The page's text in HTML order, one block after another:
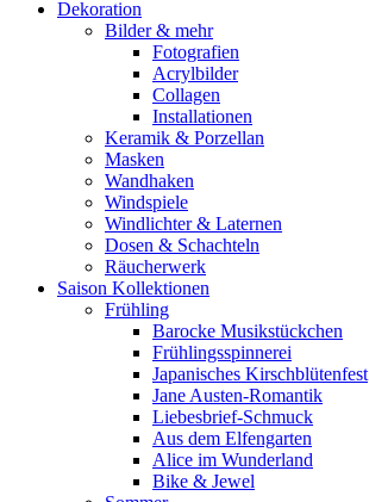
Dekoration
Bilder & mehr
Fotografien
Acrylbilder
Collagen
Installationen
Keramik & Porzellan
Masken
Wandhaken
Windspiele
Windlichter & Laternen
Dosen & Schachteln
Räucherwerk
Saison Kollektionen
Frühling
Barocke Musikstückchen
Frühlingsspinnerei
Japanisches Kirschblütenfest
Jane Austen-Romantik
Liebesbrief-Schmuck
Aus dem Elfengarten
Alice im Wunderland
Bike & Jewel